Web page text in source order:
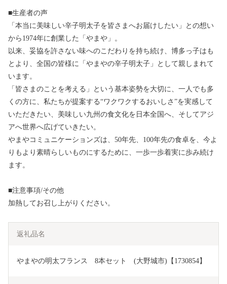
■生産者の声
「本当に美味しい辛子明太子を皆さまへお届けしたい」との想い
から1974年に創業した「やまや」。
以来、妥協を許さない味へのこだわりを持ち続け、博多っ子はも
とより、全国の皆様に「やまやの辛子明太子」として親しまれて
います。
「皆さまのことを考える」という基本姿勢を大切に、一人でも多
くの方に、私たちが提案する“ワクワクするおいしさ”を実感して
いただきたい、美味しい九州の食文化を日本全国へ、そしてアジ
アへ世界へ広げていきたい。
やまやコミュニケーションズは、50年先、100年先の食卓を、今よ
りもより素晴らしいものにするために、一歩一歩着実に歩み続け
ます。
■注意事項/その他
加熱してお召し上がりください。
返礼品名
やまやの明太フランス　8本セット　(大野城市)【1730854】